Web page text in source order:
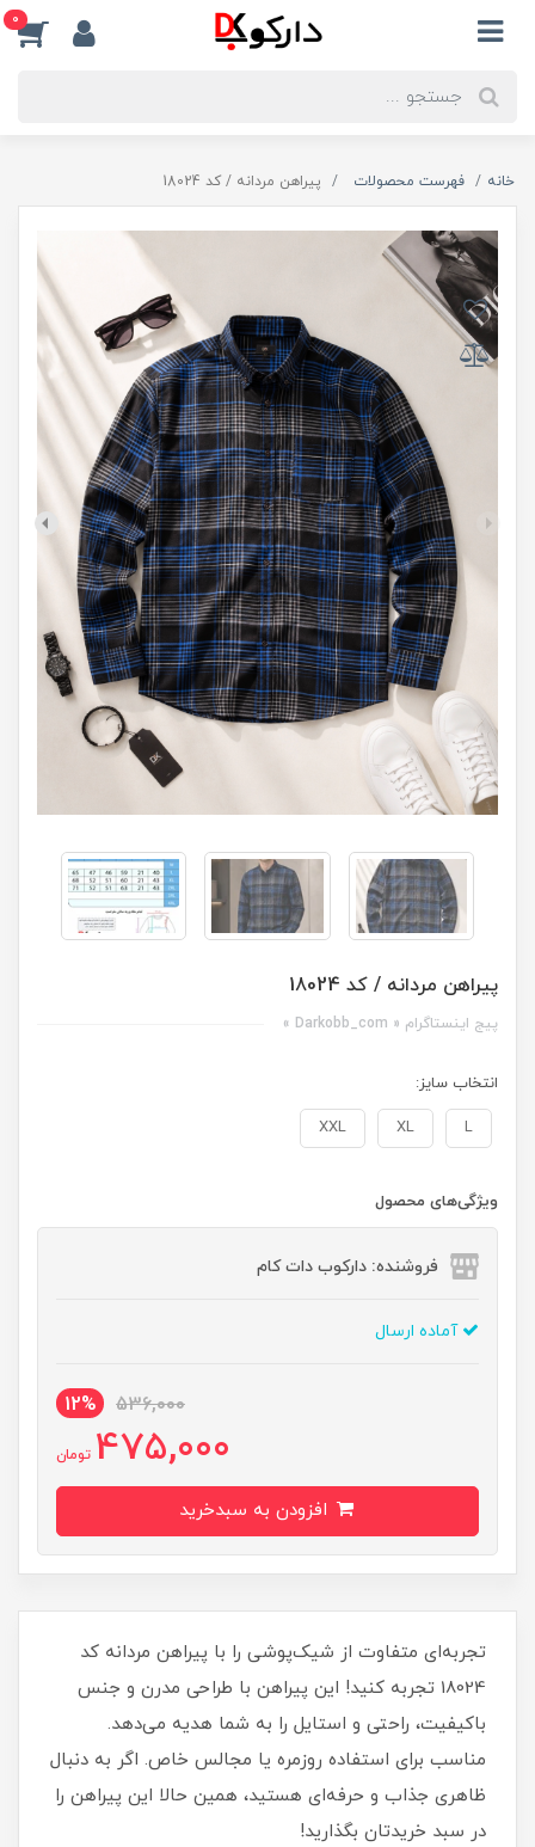
0
خانه فهرست محصولات پیراهن مردانه / کد 18024
پیراهن مردانه / کد 18024
پیج اینستاگرام « Darkobb_com »
انتخاب سایز:
L
XL
XXL
ویژگی‌های محصول
فروشنده: دارکوب دات کام
آماده ارسال
536,000
12%
475,000 تومان
تجربه‌ای متفاوت از شیک‌پوشی را با پیراهن مردانه کد
18024 تجربه کنید! این پیراهن با طراحی مدرن و جنس
باکیفیت، راحتی و استایل را به شما هدیه می‌دهد.
مناسب برای استفاده روزمره یا مجالس خاص. اگر به دنبال
ظاهری جذاب و حرفه‌ای هستید، همین حالا این پیراهن را
در سبد خریدتان بگذارید!